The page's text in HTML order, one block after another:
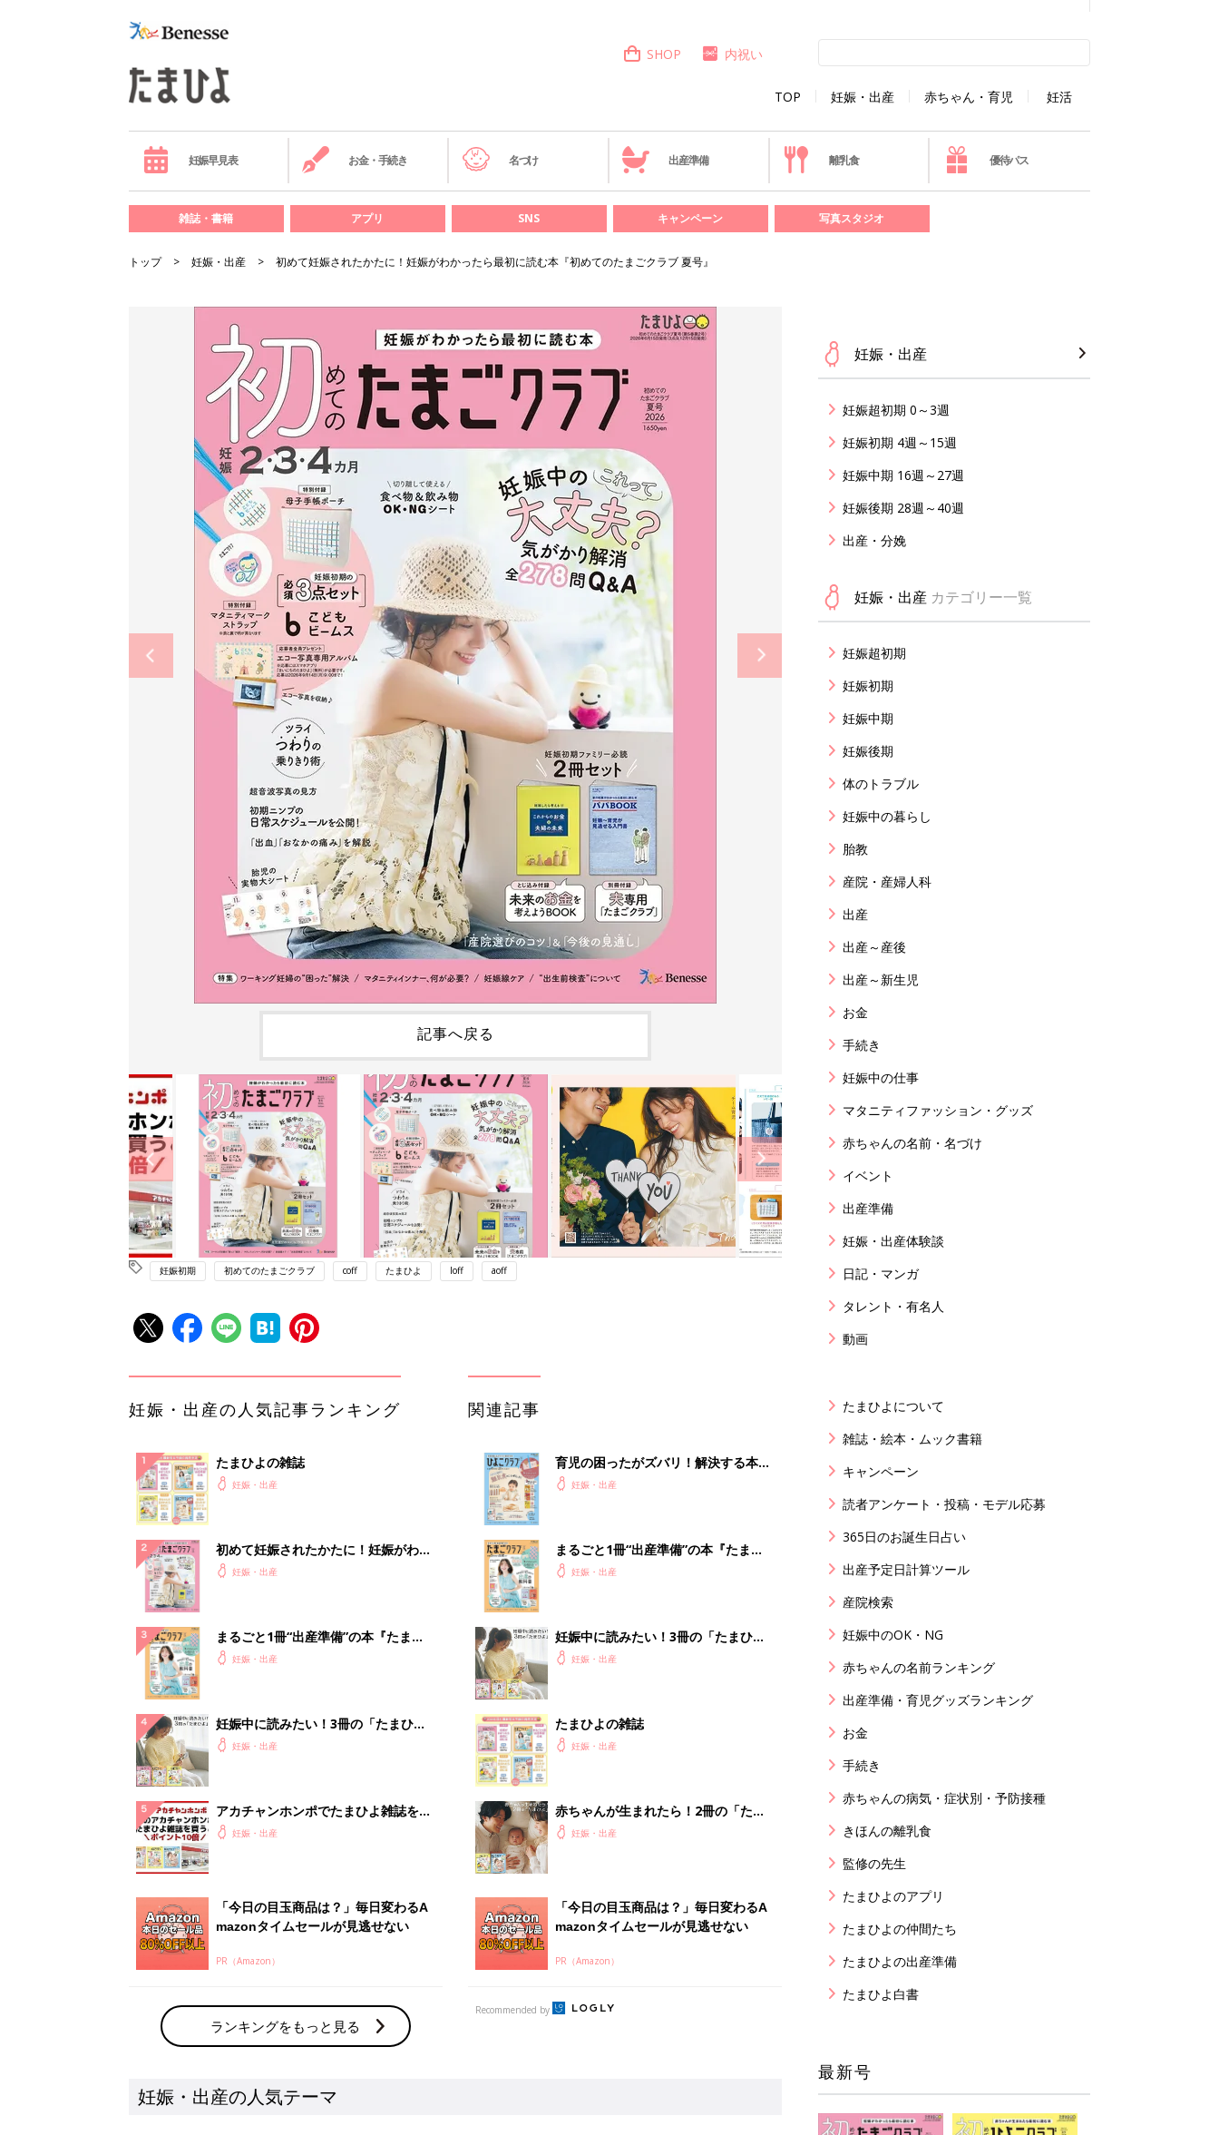
TOP 妊娠・出産 赤ちゃん・育児 妊活
SHOP 内祝い
妊娠早見表 お金・手続き 名づけ 出産準備 離乳食 優待パス
雑誌・書籍 アプリ SNS キャンペーン 写真スタジオ
トップ 妊娠・出産 初めて妊娠されたかたに！妊娠がわかったら最初に読む本『初めてのたまごクラブ 夏号』
記事へ戻る
妊娠初期 初めてのたまごクラブ coff たまひよ loff aoff
妊娠・出産の人気記事ランキング
たまひよの雑誌
妊娠・出産
初めて妊娠されたかたに！妊娠がわか
ったら最初に読む本『初めてのたまご
妊娠・出産
まるごと1冊“出産準備”の本『たまご
クラブ 夏号』〈スペシャル大特集〉
妊娠・出産
妊娠中に読みたい！3冊の「たまひ
よ」妊娠・出産
アカチャンホンポでたまひよ雑誌を買
うとポイント10倍【期間限定】
妊娠・出産
「今日の目玉商品は？」毎日変わるA
mazonタイムセールが見逃せない
PR（Amazon）
ランキングをもっと見る
関連記事
育児の困ったがズバリ！解決する本
『ひよこクラブ 秋号』 4カ月～2才
妊娠・出産
まるごと1冊“出産準備”の本『たまご
クラブ 夏号』〈スペシャル大特集〉
妊娠・出産
妊娠中に読みたい！3冊の「たまひ
よ」妊娠・出産
たまひよの雑誌
妊娠・出産
赤ちゃんが生まれたら！2冊の「たま
ひよ」
妊娠・出産
「今日の目玉商品は？」毎日変わるA
mazonタイムセールが見逃せない
PR（Amazon）
Recommended by
妊娠・出産の人気テーマ
妊娠・出産
妊娠超初期 0～3週
妊娠初期 4週～15週
妊娠中期 16週～27週
妊娠後期 28週～40週
出産・分娩
妊娠・出産 カテゴリー一覧
妊娠超初期
妊娠初期
妊娠中期
妊娠後期
体のトラブル
妊娠中の暮らし
胎教
産院・産婦人科
出産
出産～産後
出産～新生児
お金
手続き
妊娠中の仕事
マタニティファッション・グッズ
赤ちゃんの名前・名づけ
イベント
出産準備
妊娠・出産体験談
日記・マンガ
タレント・有名人
動画
たまひよについて
雑誌・絵本・ムック書籍
キャンペーン
読者アンケート・投稿・モデル応募
365日のお誕生日占い
出産予定日計算ツール
産院検索
妊娠中のOK・NG
赤ちゃんの名前ランキング
出産準備・育児グッズランキング
お金
手続き
赤ちゃんの病気・症状別・予防接種
きほんの離乳食
監修の先生
たまひよのアプリ
たまひよの仲間たち
たまひよの出産準備
たまひよ白書
最新号